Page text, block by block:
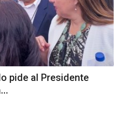
pide al Presidente